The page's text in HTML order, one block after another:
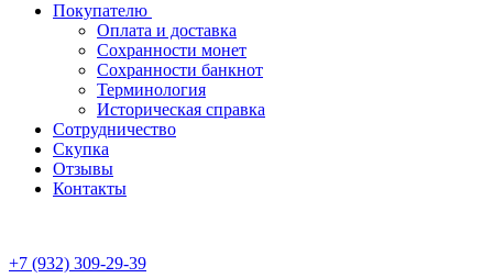
Покупателю
Оплата и доставка
Сохранности монет
Сохранности банкнот
Терминология
Историческая справка
Сотрудничество
Скупка
Отзывы
Контакты
+7 (932) 309-29-39